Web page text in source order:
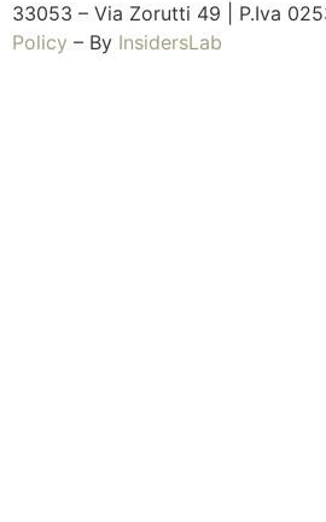
33053 – Via Zorutti 49 | P.Iva
Policy – By InsidersLab